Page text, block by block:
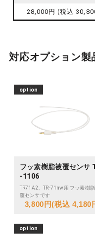
28,000円 (税込
対応オプション製
option
フッ素樹脂被覆センサ
-1106
TR71A2、TR-71nw用 フッ素樹
覆センサです
3,800円(税込 4,180
option